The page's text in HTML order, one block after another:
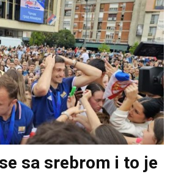
sa srebrom i to je